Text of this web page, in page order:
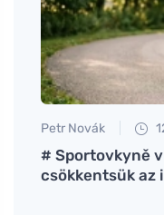
Petr Novák
# Sportovkyně
csökkentsük az